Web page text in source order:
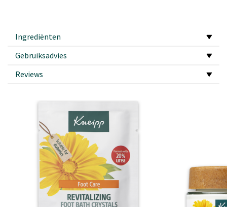
Ingrediënten
Gebruiksadvies
Reviews